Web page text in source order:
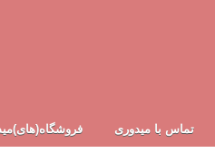
تماس با میدوری